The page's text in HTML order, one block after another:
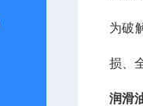
为破
损、
润滑